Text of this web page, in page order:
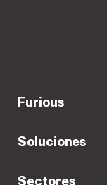
Furious
Soluciones
Sectores